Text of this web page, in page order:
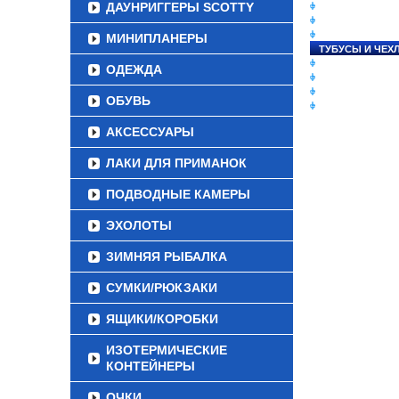
ДАУНРИГГЕРЫ SCOTTY
МИНИПЛАНЕРЫ
ОДЕЖДА
ОБУВЬ
АКСЕССУАРЫ
ЛАКИ ДЛЯ ПРИМАНОК
ПОДВОДНЫЕ КАМЕРЫ
ЭХОЛОТЫ
ЗИМНЯЯ РЫБАЛКА
СУМКИ/РЮКЗАКИ
ЯЩИКИ/КОРОБКИ
ИЗОТЕРМИЧЕСКИЕ
КОНТЕЙНЕРЫ
ТУБУСЫ И